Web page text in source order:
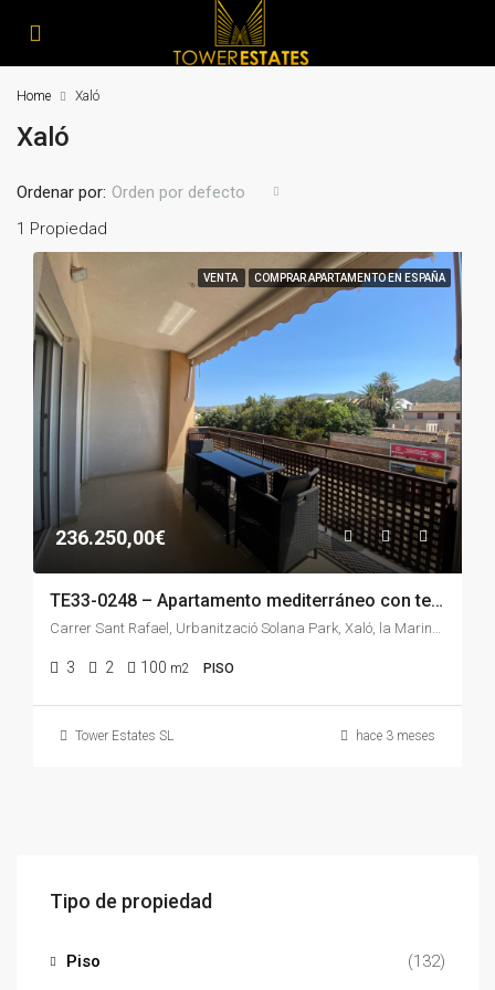
Home Xaló
Xaló
1 Propiedad
Ordenar por: Orden por defecto
VENTA COMPRAR APARTAMENTO EN ESPAÑA
236.250,00€
TE33-0248 – Apartamento mediterráneo con terraza soleada y garaje en una de las zonas más tranquilas de Xaló.
Carrer Sant Rafael, Urbanització Solana Park, Xaló, la Marina Alta, Alacant / Alicante, Comunitat Valenciana, 03727, España
3 2 100 m2 PISO
Tower Estates SL hace 3 meses
Tipo de propiedad
Piso
(132)